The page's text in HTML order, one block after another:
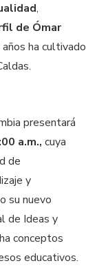
,
de Ómar
ha cultivado
presentará
a.m., cuya
de
y
su nuevo
de Ideas y
conceptos
educativos.